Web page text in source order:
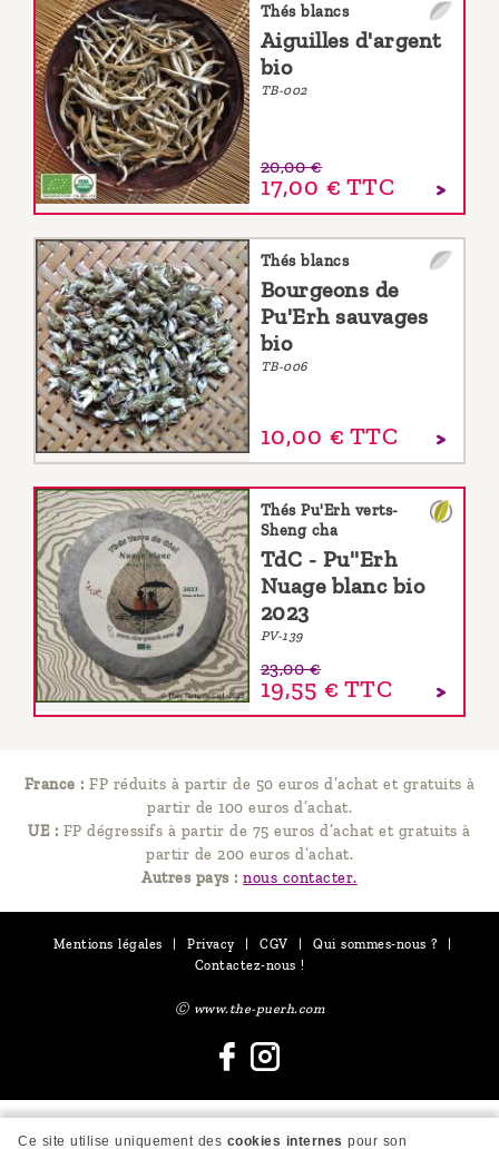
Thés blancs
Aiguilles d'argent
bio
TB-002
20,00 €
17,00 € TTC
Thés blancs
Bourgeons de
Pu'Erh sauvages
bio
TB-006
10,00 € TTC
Thés Pu'Erh verts-
Sheng cha
TdC - Pu''Erh
Nuage blanc bio
2023
PV-139
23,00 €
19,55 € TTC
France : FP réduits à partir de 50 euros d’achat et gratuits à
partir de 100 euros d’achat.
UE : FP dégressifs à partir de 75 euros d’achat et gratuits à
partir de 200 euros d’achat.
Autres pays : nous contacter.
Mentions légales Privacy CGV Qui sommes-nous ?
Contactez-nous !
Ⓒ www.the-puerh.com
Ce site utilise uniquement des cookies internes pour son